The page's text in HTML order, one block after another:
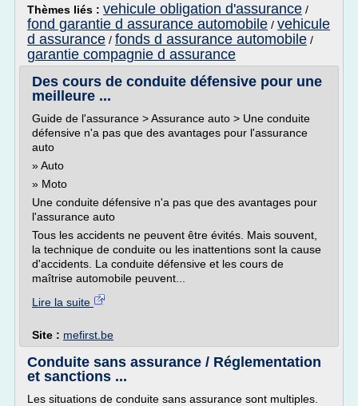
Thèmes liés : vehicule obligation d'assurance /
fond garantie d assurance automobile / vehicule
d assurance / fonds d assurance automobile /
garantie compagnie d assurance
Des cours de conduite défensive pour une
meilleure ...
Guide de l'assurance > Assurance auto > Une conduite
défensive n'a pas que des avantages pour l'assurance
auto
» Auto
» Moto
Une conduite défensive n'a pas que des avantages pour
l'assurance auto
Tous les accidents ne peuvent être évités. Mais souvent,
la technique de conduite ou les inattentions sont la cause
d'accidents. La conduite défensive et les cours de
maîtrise automobile peuvent...
Lire la suite
Site : mefirst.be
Conduite sans assurance / Réglementation
et sanctions ...
Les situations de conduite sans assurance sont multiples.